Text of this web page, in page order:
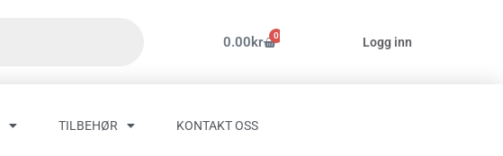
0.00kr 0
Handlekurv Logg inn
TILBEHØR KONTAKT OSS